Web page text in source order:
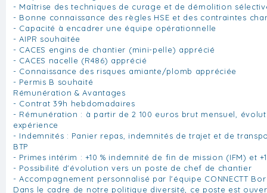
- Maîtrise des techniques de curage et de démolition
- Bonne connaissance des règles HSE et des contraintes
- Capacité à encadrer une équipe opérationnelle
- AIPR souhaitée
- CACES engins de chantier (mini-pelle) apprécié
- CACES nacelle (R486) apprécié
- Connaissance des risques amiante/plomb appréciée
- Permis B souhaité
Rémunération & Avantages
- Contrat 39h hebdomadaires
- Rémunération : à partir de 2 100 euros brut mensuel,
expérience
- Indemnités : Panier repas, indemnités de trajet et de
BTP
- Primes intérim : +10 % indemnité de fin de mission (IFM) et
- Possibilité d'évolution vers un poste de chef de chantier
- Accompagnement personnalisé par l'équipe CONNECTT
Dans le cadre de notre politique diversité, ce poste est